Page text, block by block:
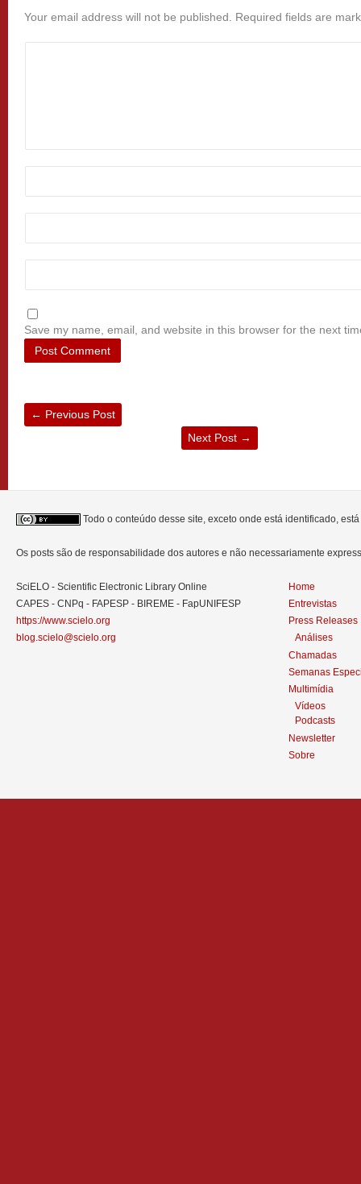
Your email address will not be published. Required fields are
Save my name, email, and website in this browser for the next
← Previous Post
Next Post →
Todo o conteúdo desse site, exceto onde está identificado,
Os posts são de responsabilidade dos autores e não necessariamente
SciELO - Scientific Electronic Library Online
CAPES - CNPq - FAPESP - BIREME - FapUNIFESP
https://www.scielo.org
blog.scielo@scielo.org
Home
Entrevistas
Press Releases
Análises
Chamadas
Semanas
Multimídia
Vídeos
Podcasts
Newsletter
Sobre